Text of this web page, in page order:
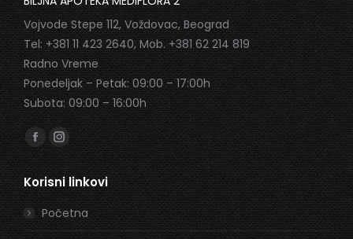
Vojvode Stepe 112, Voždovac, Beograd
Tel: +381 11 423 2640, Mob. +381 62 214 819
Radno Vreme
Ponedeljak – Petak: 09:00 – 17:00h
Subota: 09:00 – 16:00h
Find us on:
Facebook
page
opens
in
new
Instagram
page
opens
in
new
Korisni linkovi
Početna